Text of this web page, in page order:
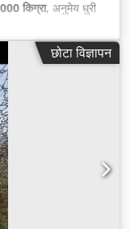
किग्रा, अनुमेय धुरी
, लोडिंग स्पेस की
2019 , उपकरण:
छोटा विज्ञापन